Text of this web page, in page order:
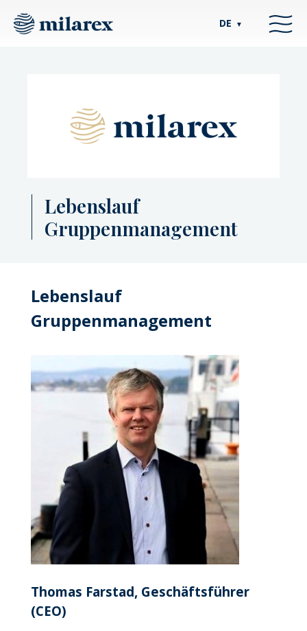
DE ▼
Lebenslauf
Gruppenmanagement
Lebenslauf
Gruppenmanagement
Thomas Farstad, Geschäftsführer
(CEO)